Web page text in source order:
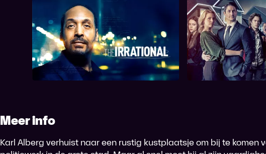
The Irrational
Secrets on
Lies and
Meer info
Karl Alberg verhuist naar een rustig kustplaatsje om bij te komen